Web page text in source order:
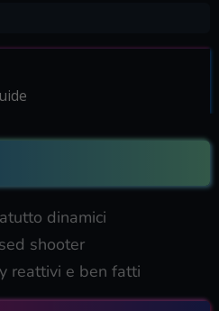
dinamici
shooter
reattivi e ben fatti